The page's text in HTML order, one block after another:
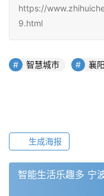
https://
9.html
智慧城市 襄阳
生成海报
智能生活乐趣多 宁